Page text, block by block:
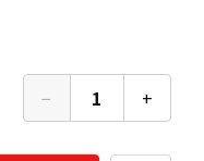
− 1 +